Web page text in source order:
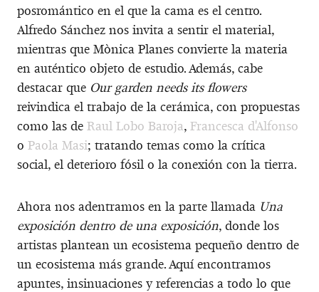
posromántico en el que la cama es el centro.
Alfredo Sánchez nos invita a sentir el material,
mientras que Mònica Planes convierte la materia
en auténtico objeto de estudio. Además, cabe
destacar que Our garden needs its flowers
reivindica el trabajo de la cerámica, con propuestas
como las de Raul Lobo Baroja, Francesca d'Alfonso
o Paola Masi; tratando temas como la crítica
social, el deterioro fósil o la conexión con la tierra.
Ahora nos adentramos en la parte llamada Una
exposición dentro de una exposición, donde los
artistas plantean un ecosistema pequeño dentro de
un ecosistema más grande. Aquí encontramos
apuntes, insinuaciones y referencias a todo lo que